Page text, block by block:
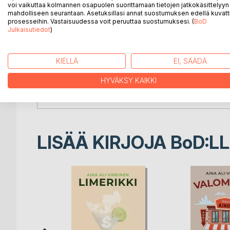
Sen ohella teos avaa kryptisiä sanoja ja sanaisia
ruotii musiikin teoriaa, meteorologiaa, ostovimmaa,
Amorin nuolen lentorataa, sääntö-Suomea,
horoskooppeja, huomiohuorakulttuuria,
plus- ja miinusasteita, sanataiteilijan osaa,
valtakunnallista politiikkaa ja globaaleja
sekä näyttää, miten sudenkuoppien yli tulisi hypätä,
LISÄÄ KIRJOJA Bo
voi vaikuttaa kolmannen osapuolen suorittamaan tietojen jatkokäsittelyyn
mahdolliseen seurantaan. Asetuksillasi annat suostumuksen edellä
prosesseihin. Vastaisuudessa voit peruuttaa suostumuksesi. (BoD
Julkaisutiedot)
KIELLÄ EI, SÄÄDÄ
HYVÄKSY KAIKKI